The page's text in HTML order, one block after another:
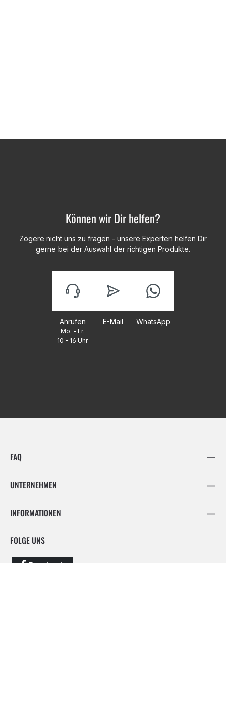
Können wir Dir helfen?
Zögere nicht uns zu fragen - unsere Experten helfen Dir
gerne bei der Auswahl der richtigen Produkte.
Anrufen
Mo. - Fr.
10 - 16 Uhr
E-Mail WhatsApp
FAQ
UNTERNEHMEN
INFORMATIONEN
FOLGE UNS
Facebook